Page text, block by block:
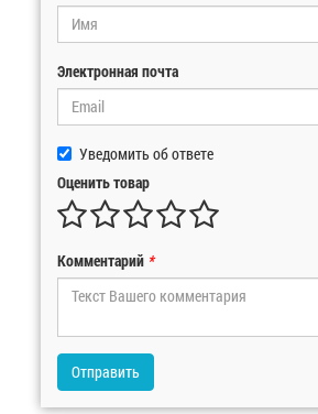
Электронная почта
Уведомить об ответе
Оценить товар
Комментарий *
Отправить